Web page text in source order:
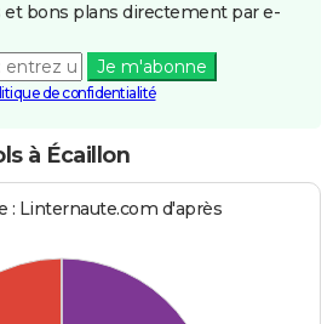
et bons plans directement par e-
Je m'abonne
de confidentialité
à Écaillon
: Linternaute.com d'après